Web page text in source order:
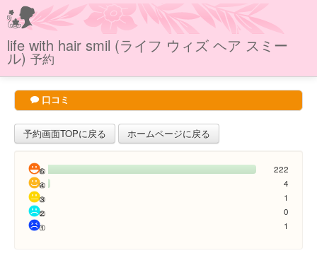
life with hair smil (ライフ ウィズ ヘア スミー
ル) 予約
口コミ
予約画面TOPに戻る ホームページに戻る
222
4
1
0
1